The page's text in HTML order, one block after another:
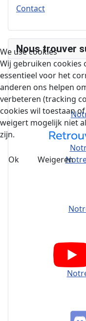
Contact
Nous trouver
We use cookies
Wij gebruiken cookies
essentieel voor het
anderen ons helpen
verbeteren (tracking
cookies wil toestaan
weigert mogelijk niet
zijn.
Ok Weigeren